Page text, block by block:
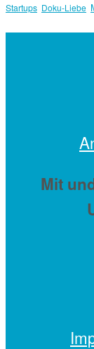
Startups Doku-Liebe
Mit